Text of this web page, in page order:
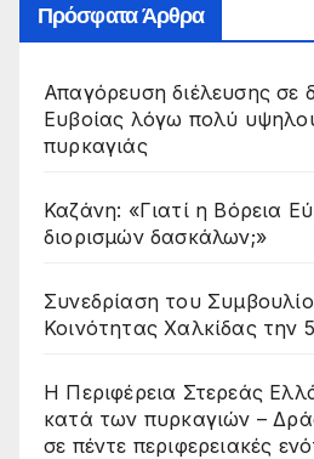
Πρόσφατα Άρθρα
Απαγόρευση διέλευσης σε
Ευβοίας λόγω πολύ
πυρκαγιάς
Καζάνη: «Γιατί η Βόρεια
διορισμών δασκάλων;»
Συνεδρίαση του
Κοινότητας Χαλκίδας την
Η Περιφέρεια Στερεάς
κατά των πυρκαγιών –
σε πέντε περιφερειακές